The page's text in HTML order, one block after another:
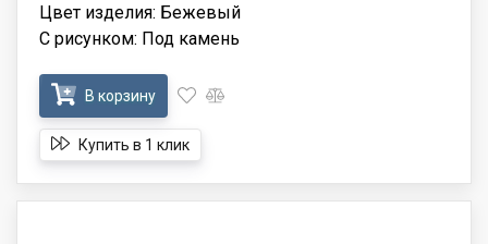
Цвет изделия: Бежевый
С рисунком: Под камень
В корзину
Купить в 1 клик